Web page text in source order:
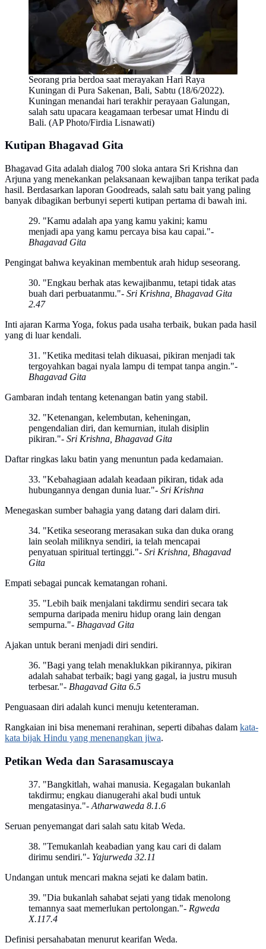
Seorang pria berdoa saat merayakan Hari Raya
Kuningan di Pura Sakenan, Bali, Sabtu (18/6/2022).
Kuningan menandai hari terakhir perayaan Galungan,
salah satu upacara keagamaan terbesar umat Hindu di
Bali. (AP Photo/Firdia Lisnawati)
Kutipan Bhagavad Gita
Bhagavad Gita adalah dialog 700 sloka antara Sri Krishna dan
Arjuna yang menekankan pelaksanaan kewajiban tanpa terikat pada
hasil. Berdasarkan laporan Goodreads, salah satu bait yang paling
banyak dibagikan berbunyi seperti kutipan pertama di bawah ini.
29. "Kamu adalah apa yang kamu yakini; kamu
menjadi apa yang kamu percaya bisa kau capai."-
Bhagavad Gita
Pengingat bahwa keyakinan membentuk arah hidup seseorang.
30. "Engkau berhak atas kewajibanmu, tetapi tidak atas
buah dari perbuatanmu."- Sri Krishna, Bhagavad Gita
2.47
Inti ajaran Karma Yoga, fokus pada usaha terbaik, bukan pada hasil
yang di luar kendali.
31. "Ketika meditasi telah dikuasai, pikiran menjadi tak
tergoyahkan bagai nyala lampu di tempat tanpa angin."-
Bhagavad Gita
Gambaran indah tentang ketenangan batin yang stabil.
32. "Ketenangan, kelembutan, keheningan,
pengendalian diri, dan kemurnian, itulah disiplin
pikiran."- Sri Krishna, Bhagavad Gita
Daftar ringkas laku batin yang menuntun pada kedamaian.
33. "Kebahagiaan adalah keadaan pikiran, tidak ada
hubungannya dengan dunia luar."- Sri Krishna
Menegaskan sumber bahagia yang datang dari dalam diri.
34. "Ketika seseorang merasakan suka dan duka orang
lain seolah miliknya sendiri, ia telah mencapai
penyatuan spiritual tertinggi."- Sri Krishna, Bhagavad
Gita
Empati sebagai puncak kematangan rohani.
35. "Lebih baik menjalani takdirmu sendiri secara tak
sempurna daripada meniru hidup orang lain dengan
sempurna."- Bhagavad Gita
Ajakan untuk berani menjadi diri sendiri.
36. "Bagi yang telah menaklukkan pikirannya, pikiran
adalah sahabat terbaik; bagi yang gagal, ia justru musuh
terbesar."- Bhagavad Gita 6.5
Penguasaan diri adalah kunci menuju ketenteraman.
Rangkaian ini bisa menemani rerahinan, seperti dibahas dalam kata-
kata bijak Hindu yang menenangkan jiwa.
Petikan Weda dan Sarasamuscaya
37. "Bangkitlah, wahai manusia. Kegagalan bukanlah
takdirmu; engkau dianugerahi akal budi untuk
mengatasinya."- Atharwaweda 8.1.6
Seruan penyemangat dari salah satu kitab Weda.
38. "Temukanlah keabadian yang kau cari di dalam
dirimu sendiri."- Yajurweda 32.11
Undangan untuk mencari makna sejati ke dalam batin.
39. "Dia bukanlah sahabat sejati yang tidak menolong
temannya saat memerlukan pertolongan."- Rgweda
X.117.4
Definisi persahabatan menurut kearifan Weda.